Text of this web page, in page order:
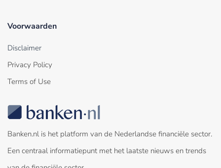
Voorwaarden
Disclaimer
Privacy Policy
Terms of Use
Banken.nl is het platform van de Nederlandse financiële sector.
Een centraal informatiepunt met het laatste nieuws en trends